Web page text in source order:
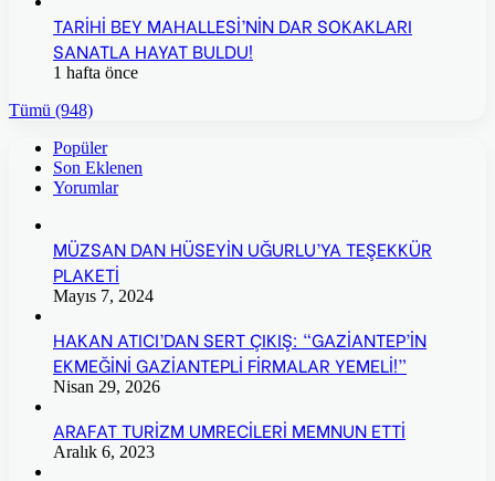
TARİHİ BEY MAHALLESİ’NİN DAR SOKAKLARI
SANATLA HAYAT BULDU!
1 hafta önce
Tümü (948)
Popüler
Son Eklenen
Yorumlar
MÜZSAN DAN HÜSEYİN UĞURLU’YA TEŞEKKÜR
PLAKETİ
Mayıs 7, 2024
HAKAN ATICI’DAN SERT ÇIKIŞ: “GAZİANTEP’İN
EKMEĞİNİ GAZİANTEPLİ FİRMALAR YEMELİ!”
Nisan 29, 2026
ARAFAT TURİZM UMRECİLERİ MEMNUN ETTİ
Aralık 6, 2023